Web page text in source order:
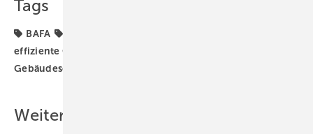
Tags
BAFA
effiziente Gebäude
Gebäudesektor
Weitere Inhalte